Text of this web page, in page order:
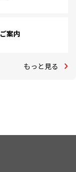
案内
もっと見る